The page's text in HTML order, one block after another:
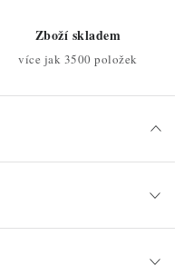
Zboží skladem
více jak 3500 položek